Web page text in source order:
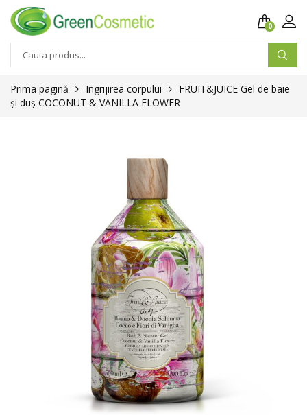
0
Prima pagină Ingrijirea corpului
FRUIT&JUICE Gel de baie
și duș COCONUT & VANILLA FLOWER